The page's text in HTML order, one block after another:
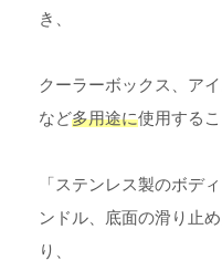
き、
クーラーボックス、ア
など多用途に使用するこ
「ステンレス製のボデ
ンドル、底面の滑り止
り、